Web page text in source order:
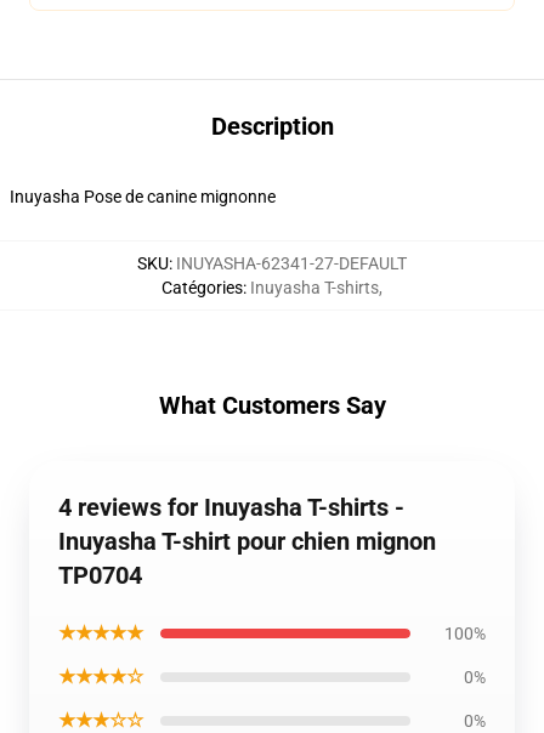
Description
Inuyasha Pose de canine mignonne
SKU: INUYASHA-62341-27-DEFAULT
Catégories: Inuyasha T-shirts,
What Customers Say
4 reviews for Inuyasha T-shirts -
Inuyasha T-shirt pour chien mignon
TP0704
★★★★★ 100%
★★★★☆ 0%
★★★☆☆ 0%